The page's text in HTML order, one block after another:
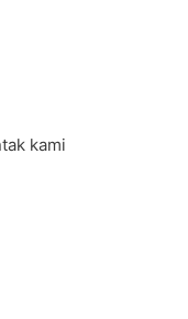
kami